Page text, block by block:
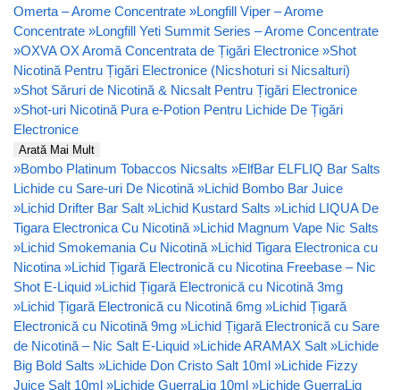
Omerta – Arome Concentrate »Longfill Viper – Arome
Concentrate »Longfill Yeti Summit Series – Arome Concentrate
»OXVA OX Aromă Concentrata de Țigări Electronice »Shot
Nicotină Pentru Țigări Electronice (Nicshoturi si Nicsalturi)
»Shot Săruri de Nicotină & Nicsalt Pentru Țigări Electronice
»Shot-uri Nicotină Pura e-Potion Pentru Lichide De Țigări
Electronice
Arată Mai Mult
»Bombo Platinum Tobaccos Nicsalts »ElfBar ELFLIQ Bar Salts
Lichide cu Sare-uri De Nicotină »Lichid Bombo Bar Juice
»Lichid Drifter Bar Salt »Lichid Kustard Salts »Lichid LIQUA De
Tigara Electronica Cu Nicotină »Lichid Magnum Vape Nic Salts
»Lichid Smokemania Cu Nicotină »Lichid Tigara Electronica cu
Nicotina »Lichid Țigară Electronică cu Nicotina Freebase – Nic
Shot E-Liquid »Lichid Țigară Electronică cu Nicotină 3mg
»Lichid Țigară Electronică cu Nicotină 6mg »Lichid Țigară
Electronică cu Nicotină 9mg »Lichid Țigară Electronică cu Sare
de Nicotină – Nic Salt E-Liquid »Lichide ARAMAX Salt »Lichide
Big Bold Salts »Lichide Don Cristo Salt 10ml »Lichide Fizzy
Juice Salt 10ml »Lichide GuerraLiq 10ml »Lichide GuerraLiq